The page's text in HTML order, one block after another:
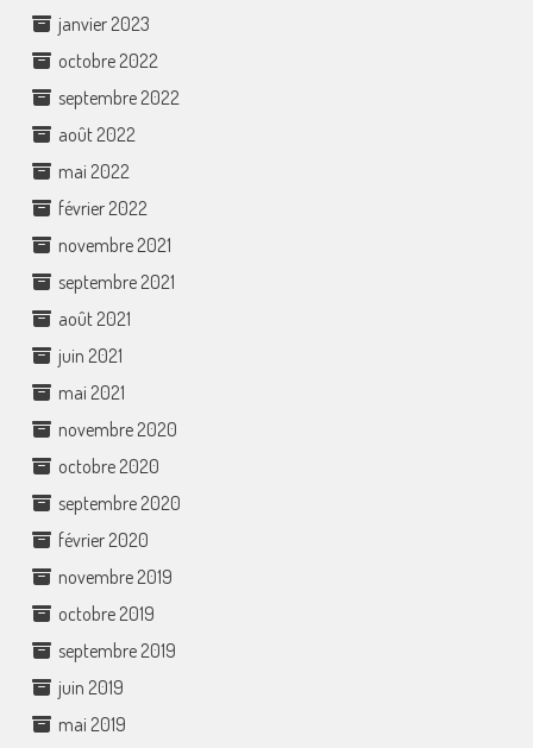
janvier 2023
octobre 2022
septembre 2022
août 2022
mai 2022
février 2022
novembre 2021
septembre 2021
août 2021
juin 2021
mai 2021
novembre 2020
octobre 2020
septembre 2020
février 2020
novembre 2019
octobre 2019
septembre 2019
juin 2019
mai 2019